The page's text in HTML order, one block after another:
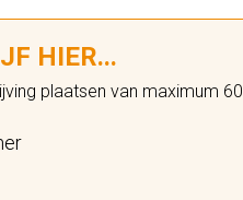
HIER...
plaatsen van maximum 60